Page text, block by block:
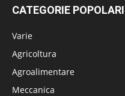
CATEGORIE POPOLARI
Varie
Agricoltura
Agroalimentare
Meccanica